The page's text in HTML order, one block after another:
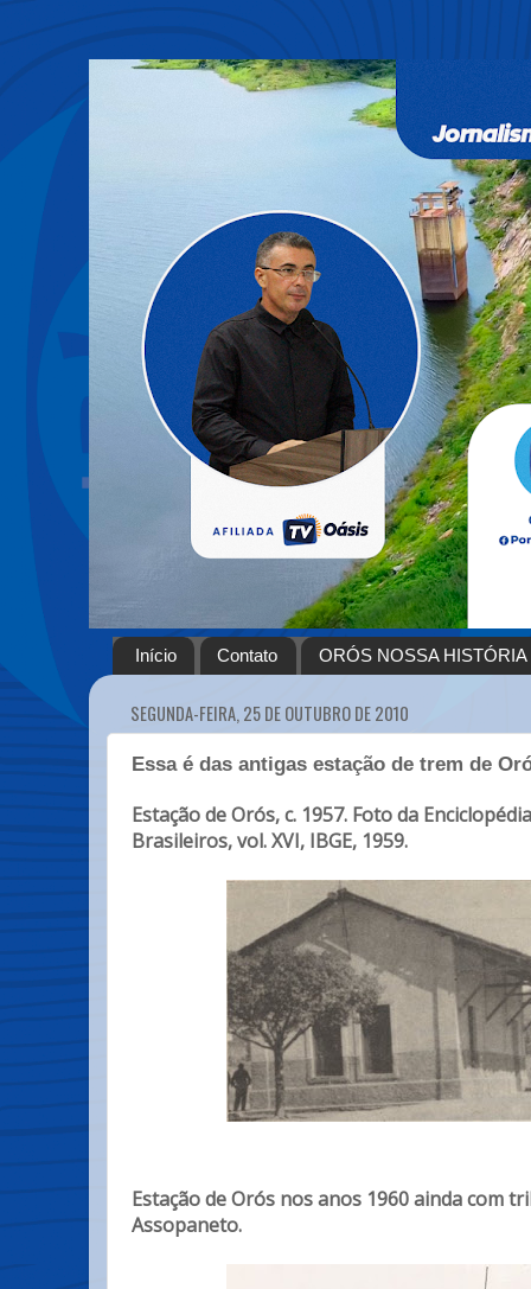
Início Contato ORÓS NOSSA HISTÓRIA
SEGUNDA-FEIRA, 25 DE OUTUBRO DE 2010
Essa é das antigas estação de trem de
Estação de Orós, c. 1957. Foto da
Brasileiros, vol. XVI, IBGE, 1959.
Estação de Orós nos anos 1960 ainda com
Assopaneto.